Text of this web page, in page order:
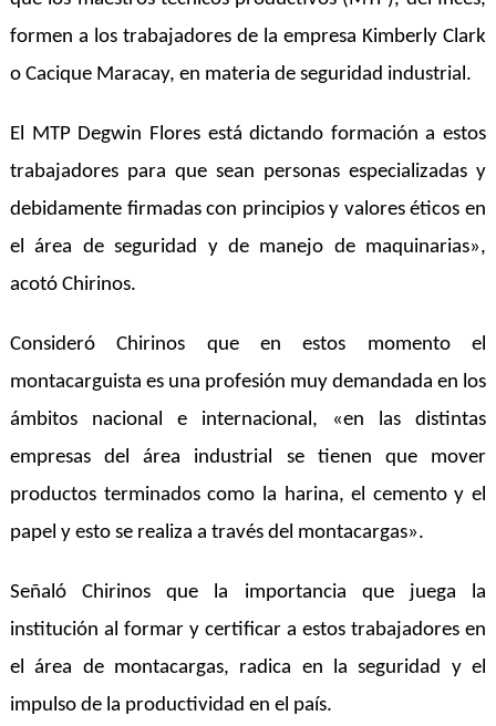
formen a los trabajadores de la empresa Kimberly Clark
o Cacique Maracay, en materia de seguridad industrial.
El MTP Degwin Flores está dictando formación a estos
trabajadores para que sean personas especializadas y
debidamente firmadas con principios y valores éticos en
el área de seguridad y de manejo de maquinarias»,
acotó Chirinos.
Consideró Chirinos que en estos momento el
montacarguista es una profesión muy demandada en los
ámbitos nacional e internacional, «en las distintas
empresas del área industrial se tienen que mover
productos terminados como la harina, el cemento y el
papel y esto se realiza a través del montacargas».
Señaló Chirinos que la importancia que juega la
institución al formar y certificar a estos trabajadores en
el área de montacargas, radica en la seguridad y el
impulso de la productividad en el país.